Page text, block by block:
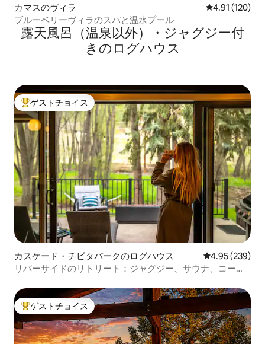
カマスのヴィラ レビュー120
4.91 (120)
ブルーベリーヴィラのスパと温水プール
露天風呂（温泉以外）・ジャグジー付
きのログハウス
大好評のゲストチョイスです。
ゲストチョイス
カスケード・チピタパークのログハウス レビュー239
4.95 (239)
リバーサイドのリトリート：ジャグジー、サウナ、コール
大好評のゲストチョイスです。
ゲストチョイス